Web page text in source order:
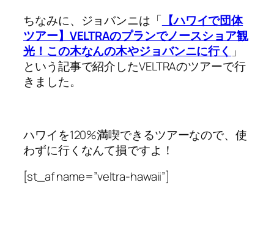
ちなみに、ジョバンニは「 【ハワイで団体
ツアー】VELTRAのプランでノースショア観
光！この木なんの木やジョバンニに行く 」
という記事で紹介したVELTRAのツアーで行
きました。
ハワイを120%満喫できるツアーなので、使
わずに行くなんて損ですよ！
[st_af name=”veltra-hawaii”]